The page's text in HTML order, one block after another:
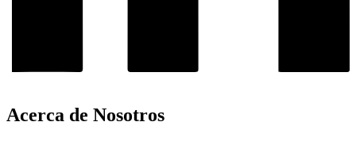
Acerca de Nosotros